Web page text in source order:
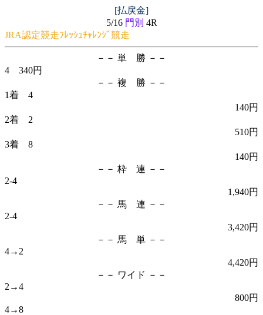
[払戻金]
5/16 門別 4R
JRA認定競走ﾌﾚｯｼｭﾁｬﾚﾝｼﾞ競走
－－ 単 勝 －－
4 340円
－－ 複 勝 －－
1着 4
140円
2着 2
510円
3着 8
140円
－－ 枠 連 －－
2-4
1,940円
－－ 馬 連 －－
2-4
3,420円
－－ 馬 単 －－
4→2
4,420円
－－ ワイド －－
2→4
800円
4→8